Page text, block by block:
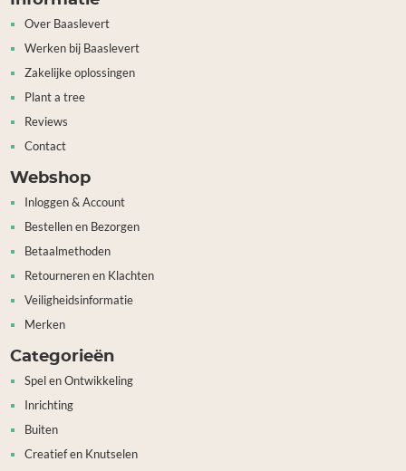
Over Baaslevert
Werken bij Baaslevert
Zakelijke oplossingen
Plant a tree
Reviews
Contact
Webshop
Inloggen & Account
Bestellen en Bezorgen
Betaalmethoden
Retourneren en Klachten
Veiligheidsinformatie
Merken
Categorieën
Spel en Ontwikkeling
Inrichting
Buiten
Creatief en Knutselen